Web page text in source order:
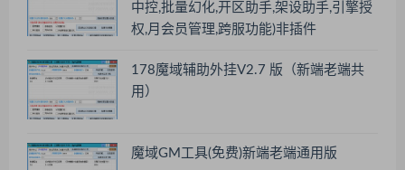
中控,批量幻化,开区助手,架设助手,引擎授
权,月会员管理,跨服功能)非插件
178魔域辅助外挂V2.7 版（新端老端共
用）
魔域GM工具(免费)新端老端通用版